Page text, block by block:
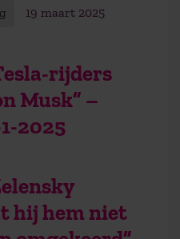
19 maart 2025
rijders
Musk” –
2025
hij hem niet